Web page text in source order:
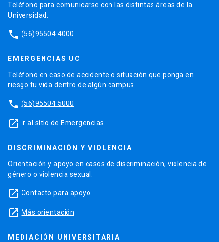
Teléfono para comunicarse con las distintas áreas de la
Universidad.
phone (56)95504 4000
EMERGENCIAS UC
Teléfono en caso de accidente o situación que ponga en
riesgo tu vida dentro de algún campus.
phone (56)95504 5000
launch Ir al sitio de Emergencias
DISCRIMINACIÓN Y VIOLENCIA
Orientación y apoyo en casos de discriminación, violencia de
género o violencia sexual.
launch Contacto para apoyo
launch Más orientación
MEDIACIÓN UNIVERSITARIA